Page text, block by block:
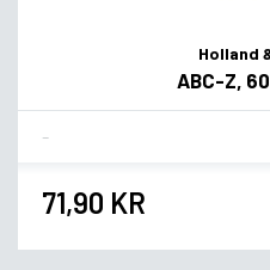
Holland
ABC-Z,
71,90 KR